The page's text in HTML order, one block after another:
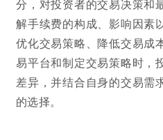
分，对投资者的交易决策和
解手续费的构成、影响因素
优化交易策略、降低交易成
易平台和制定交易策略时，
差异，并结合自身的交易需
的选择。